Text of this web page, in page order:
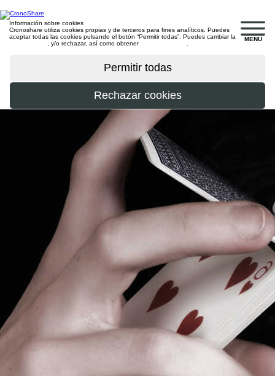
MENU
Información sobre cookies
Cronoshare utiliza cookies propias y de terceros para fines analíticos. Puedes
aceptar todas las cookies pulsando el botón “Permitir todas”. Puedes cambiar la
, y/o rechazar, así como obtener